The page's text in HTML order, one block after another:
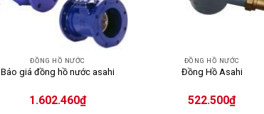
ĐỒNG HỒ NƯỚC
Báo giá đồng hồ nước asahi
1.602.460₫
ĐỒNG HỒ NƯỚC
Đồng Hồ Asahi
522.500₫